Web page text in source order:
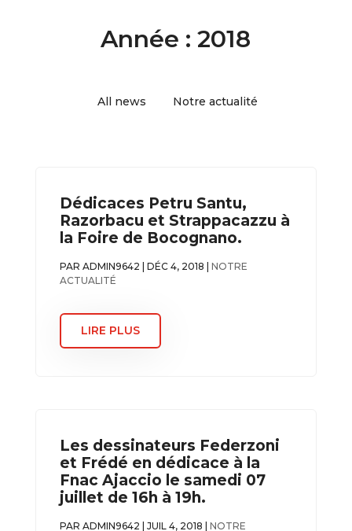
Année :2018
All news Notre actualité
Dédicaces Petru Santu,
Razorbacu et Strappacazzu à
la Foire de Bocognano.
PAR ADMIN9642 DÉC 4, 2018
NOTRE
ACTUALITÉ
LIRE PLUS
Les dessinateurs Federzoni
et Frédé en dédicace à la
Fnac Ajaccio le samedi 07
juillet de 16h à 19h.
PAR ADMIN9642 JUIL 4, 2018
NOTRE